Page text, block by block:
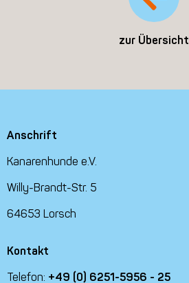
zur Übersicht
Anschrift
Kanarenhunde e.V.
Willy-Brandt-Str. 5
64653 Lorsch
Kontakt
Telefon: +49 (0) 6251-5956 - 25